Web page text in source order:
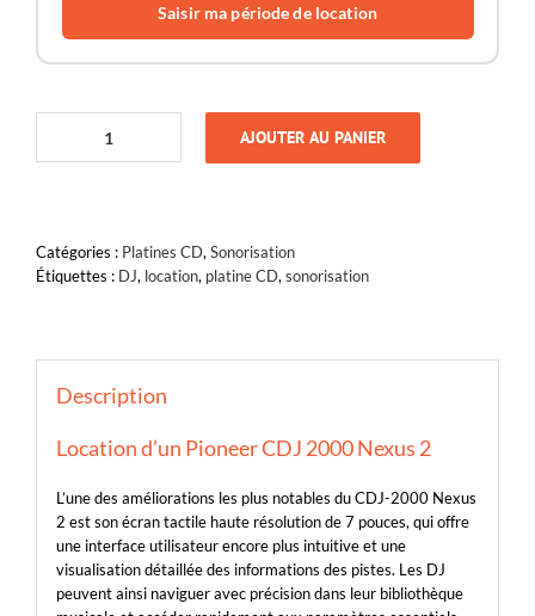
Saisir ma période de location
quantité
Nexus
AJOUTER AU PANIER
Catégories : Platines CD, Sonorisation
Étiquettes : DJ, location, platine CD, sonorisation
Description
Location d’un Pioneer CDJ 2000 Nexus 2
L’une des améliorations les plus notables du CDJ-2000 Nexus
2 est son écran tactile haute résolution de 7 pouces, qui offre
une interface utilisateur encore plus intuitive et une
visualisation détaillée des informations des pistes. Les DJ
peuvent ainsi naviguer avec précision dans leur bibliothèque